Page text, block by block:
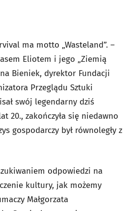
ma motto „Wasteland”. –
Eliotem i jego „Ziemią
Bieniek, dyrektor Fundacji
Przeglądu Sztuki
swój legendarny dziś
20., zakończyła się niedawno
gospodarczy był równoległy z
odpowiedzi na
kultury, jak możemy
Małgorzata